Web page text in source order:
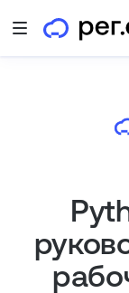
Открыть меню